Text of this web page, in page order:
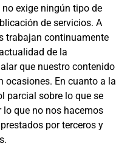
exige ningún tipo de
de servicios. A
trabajan continuamente
de la
que nuestro contenido
ocasiones. En cuanto a la
parcial sobre lo que se
lo que no nos hacemos
por terceros y